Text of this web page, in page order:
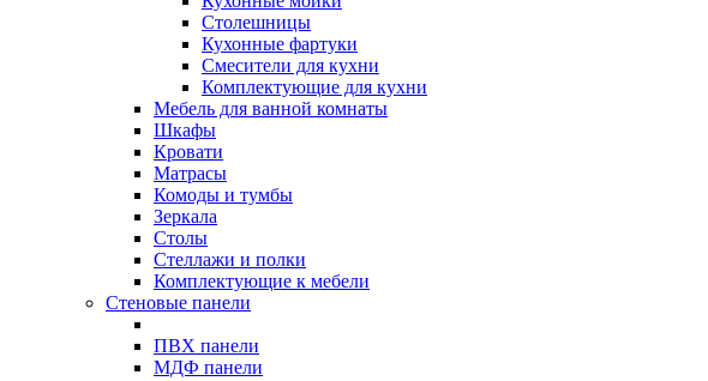
Столешницы
Кухонные фартуки
Смесители для кухни
Комплектующие для кухни
Мебель для ванной комнаты
Шкафы
Кровати
Матрасы
Комоды и тумбы
Зеркала
Столы
Стеллажи и полки
Комплектующие к мебели
Стеновые панели
ПВХ панели
МДФ панели